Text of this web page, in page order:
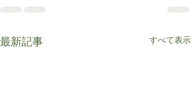
最新記事 すべて表示